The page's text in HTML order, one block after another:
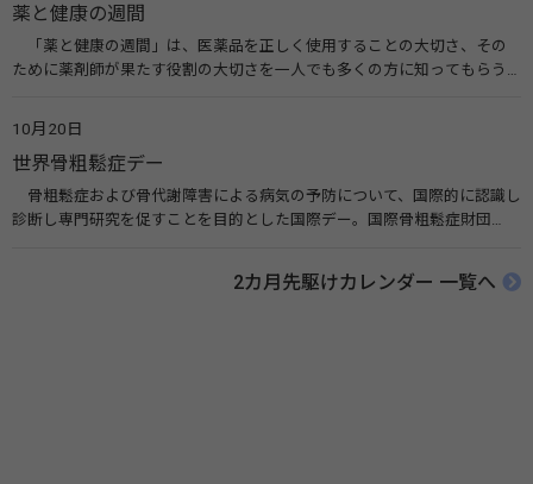
薬と健康の週間
「薬と健康の週間」は、医薬品を正しく使用することの大切さ、その
ために薬剤師が果たす役割の大切さを一人でも多くの方に知ってもらう
伝えたい！薬との付き合い方」（保健指導リソースガイド）
10月20日
世界骨粗鬆症デー
骨粗鬆症および骨代謝障害による病気の予防について、国際的に認識し
診断し専門研究を促すことを目的とした国際デー。国際骨粗鬆症財団
法人 骨粗鬆症財団 世界骨粗鬆症デー（WOD）2カ月先駆けカレンダー 一覧へ